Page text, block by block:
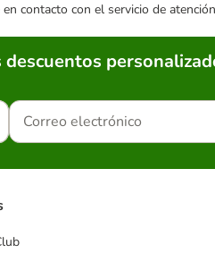
contacto con el servicio de